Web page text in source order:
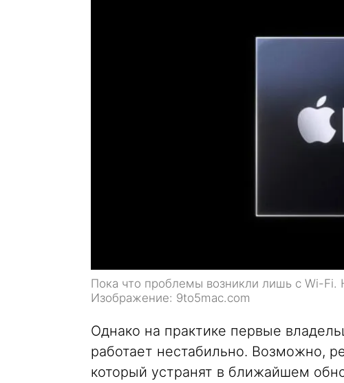
Пока что проблемы возникли лишь с Wi-Fi.
Изображение: 9to5mac.com
Однако на практике первые
работает нестабильно. Возможно,
который устранят в ближайшем